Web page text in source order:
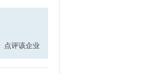
点评该企业